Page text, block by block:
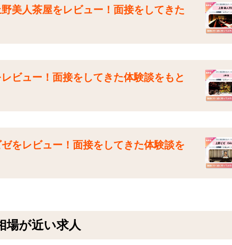
美人茶屋をレビュー！面接をしてきた
ビュー！面接をしてきた体験談をもと
をレビュー！面接をしてきた体験談を
場が近い求人